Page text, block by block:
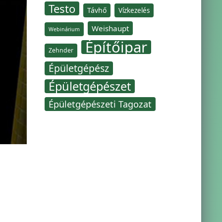
Testo Távhő Vízkezelés
Webinárium Weishaupt
Zehnder Építőipar
Épületgépész
Épületgépészet
Épületgépészeti Tagozat